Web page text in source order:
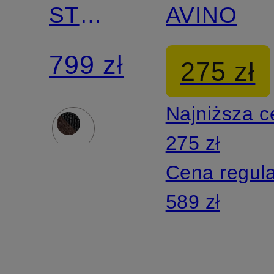
ST
BROOMLY
799 zł
AVINO
275 zł
Najniższa
275 zł
Cena
589 zł